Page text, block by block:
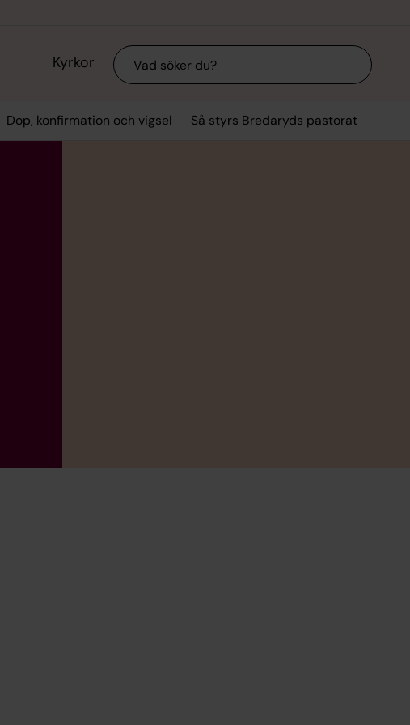
Kyrkor Sök
Dop, konfirmation och vigsel Så styrs Bredaryds pastorat